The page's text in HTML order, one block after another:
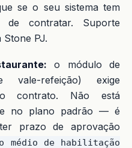
se o seu sistema tem
de contratar. Suporte
PJ.
o módulo de
vale-refeição) exige
contrato. Não está
no plano padrão — é
prazo de aprovação
médio de habilitação